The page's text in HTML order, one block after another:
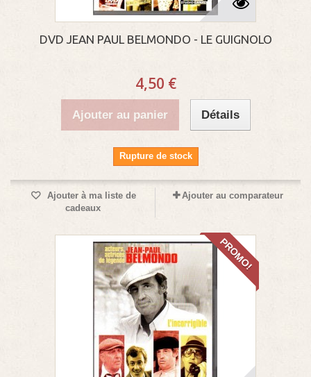
DVD JEAN PAUL BELMONDO - LE GUIGNOLO
4,50 €
Ajouter au panier Détails
Rupture de stock
Ajouter à ma liste de
cadeaux
Ajouter au comparateur
PROMO!